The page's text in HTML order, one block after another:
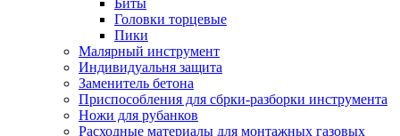
Головки торцевые
Пики
Малярный инструмент
Индивидуальня защита
Заменитель бетона
Приспособления для сбрки-разборки инструмента
Ножи для рубанков
Расходные материалы для монтажных газовых